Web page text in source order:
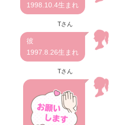
1998.10.4生まれ
Tさん
彼
1997.8.26生まれ
Tさん